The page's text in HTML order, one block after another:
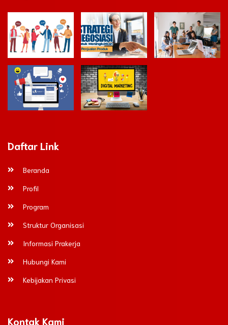
Daftar Link
Beranda
Profil
Program
Struktur Organisasi
Informasi Prakerja
Hubungi Kami
Kebijakan Privasi
Kontak Kami